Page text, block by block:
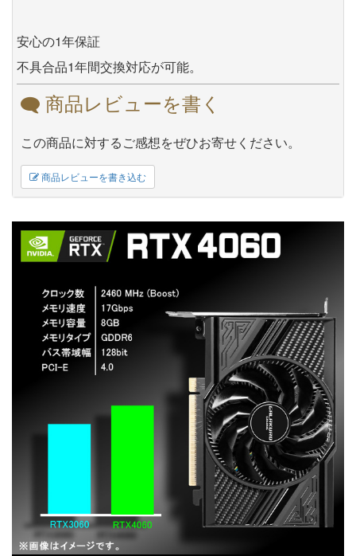
安心の1年保証
不具合品1年間交換対応が可能。
商品レビューを書く
この商品に対するご感想をぜひお寄せください。
商品レビューを書き込む